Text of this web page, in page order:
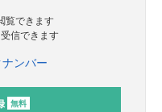
覧できます
信できます
ンバー
無料